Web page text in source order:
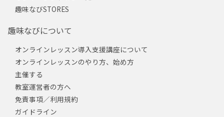
趣味なびSTORES
趣味なびについて
オンラインレッスン導入支援講座について
オンラインレッスンのやり方、始め方
主催する
教室運営者の方へ
免責事項／利用規約
ガイドライン